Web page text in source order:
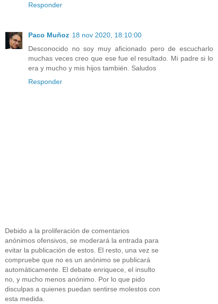
Responder
Paco Muñoz 18 nov 2020, 18:10:00
Desconocido no soy muy aficionado pero de escucharlo
muchas veces creo que ese fue el resultado. Mi padre si lo
era y mucho y mis hijos también. Saludos
Responder
Debido a la proliferación de comentarios
anónimos ofensivos, se moderará la entrada para
evitar la publicación de estos. El resto, una vez se
compruebe que no es un anónimo se publicará
automáticamente. El debate enriquece, el insulto
no, y mucho menos anónimo. Por lo que pido
disculpas a quienes puedan sentirse molestos con
esta medida.